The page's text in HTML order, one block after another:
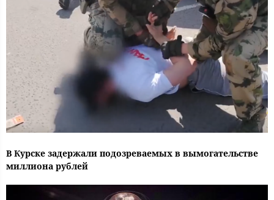
В Курске задержали подозреваемых в вымогательстве
миллиона рублей